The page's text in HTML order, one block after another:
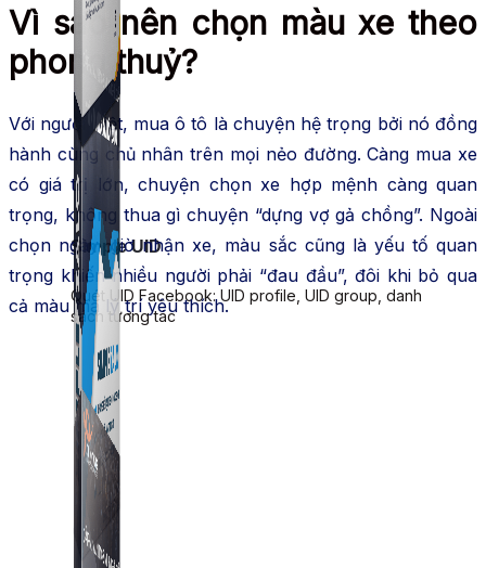
Simple UID
Quét UID Facebook: UID profile, UID group, danh
sách tương tác
Vì sao nên chọn màu xe theo
phong thuỷ?
Với người Việt, mua ô tô là chuyện hệ trọng bởi nó đồng
hành cùng chủ nhân trên mọi nẻo đường. Càng mua xe
có giá trị lớn, chuyện chọn xe hợp mệnh càng quan
trọng, không thua gì chuyện “dựng vợ gả chồng”. Ngoài
chọn ngày, giờ nhận xe, màu sắc cũng là yếu tố quan
trọng khiến nhiều người phải “đau đầu”, đôi khi bỏ qua
cả màu mà lý trí yêu thích.